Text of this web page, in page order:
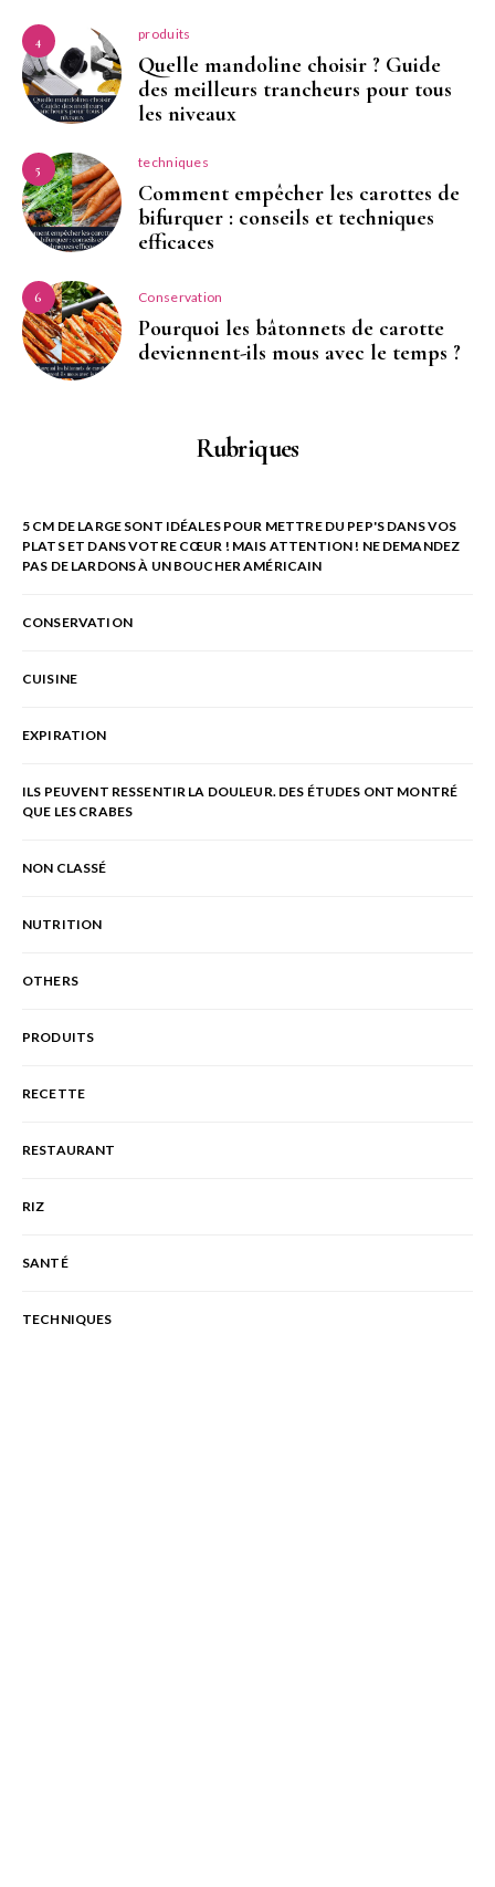
4 produits
Quelle mandoline choisir ? Guide
des meilleurs trancheurs pour tous
les niveaux
5 techniques
Comment empêcher les carottes de
bifurquer : conseils et techniques
efficaces
6 Conservation
Pourquoi les bâtonnets de carotte
deviennent-ils mous avec le temps ?
Rubriques
5 CM DE LARGE SONT IDÉALES POUR METTRE DU PEP'S DANS VOS
PLATS ET DANS VOTRE CŒUR ! MAIS ATTENTION ! NE DEMANDEZ
PAS DE LARDONS À UN BOUCHER AMÉRICAIN
CONSERVATION
CUISINE
EXPIRATION
ILS PEUVENT RESSENTIR LA DOULEUR. DES ÉTUDES ONT MONTRÉ
QUE LES CRABES
NON CLASSÉ
NUTRITION
OTHERS
PRODUITS
RECETTE
RESTAURANT
RIZ
SANTÉ
TECHNIQUES